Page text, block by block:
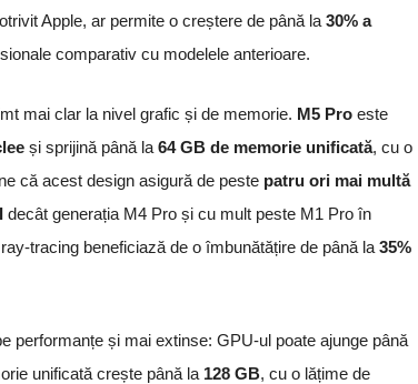
Apple, ar permite o creștere de până la 30% a
comparativ cu modelele anterioare.
mai clar la nivel grafic și de memorie. M5 Proeste
și sprijină până la 64 GB de memorie unificată, cu o
că acest design asigură de peste patru ori mai multă
decât generația M4 Pro și cu mult peste M1 Pro în
tracing beneficiază de o îmbunătățire de până la 35%
performanțe și mai extinse: GPU-ul poate ajunge până
unificată crește până la 128 GB, cu o lățime de